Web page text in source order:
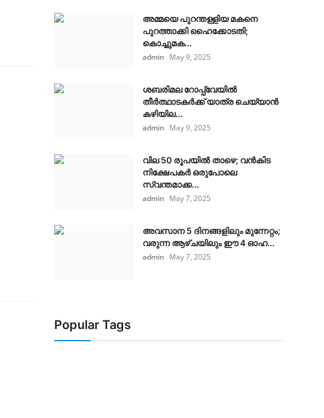
അമ്മയെ പുറന്തള്ളിയ മകനെ
പുറത്താക്കി ഹൈക്കോടതി;
കൊച്ചുമക...
admin May 9, 2025
ശബരിമല റോപ്പ്‌വേയിൽ
തീർത്ഥാടകർക്ക് യാത്ര ചെയ്യാൻ
കഴിയില...
admin May 9, 2025
വില 50 രൂപയിൽ താഴെ; വൻകിട
നിക്ഷേപകർ ഒരുപോലെ
സ്വന്തമാക്ക...
admin May 7, 2025
അവസാന 5 ദിനങ്ങളിലും മുന്നേറ്റം;
വരുന്ന ആഴ്ചയിലും ഈ 4 ഓഹ...
admin May 7, 2025
Popular Tags